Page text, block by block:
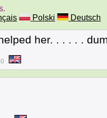
Polski Deutsch
her. . . . . .